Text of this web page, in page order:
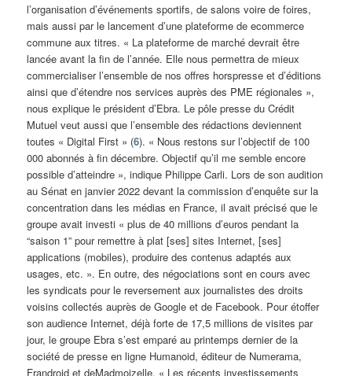
l’organisation d’événements sportifs, de salons voire de foires,
mais aussi par le lancement d’une plateforme de ecommerce
commune aux titres. « La plateforme de marché devrait être
lancée avant la fin de l’année. Elle nous permettra de mieux
commercialiser l’ensemble de nos offres horspresse et d’éditions
ainsi que d’étendre nos services auprès des PME régionales »,
nous explique le président d’Ebra. Le pôle presse du Crédit
Mutuel veut aussi que l’ensemble des rédactions deviennent
toutes « Digital First » (6). « Nous restons sur l’objectif de 100
000 abonnés à fin décembre. Objectif qu’il me semble encore
possible d’atteindre », indique Philippe Carli. Lors de son audition
au Sénat en janvier 2022 devant la commission d’enquête sur la
concentration dans les médias en France, il avait précisé que le
groupe avait investi « plus de 40 millions d’euros pendant la
“saison 1” pour remettre à plat [ses] sites Internet, [ses]
applications (mobiles), produire des contenus adaptés aux
usages, etc. ». En outre, des négociations sont en cours avec
les syndicats pour le reversement aux journalistes des droits
voisins collectés auprès de Google et de Facebook. Pour étoffer
son audience Internet, déjà forte de 17,5 millions de visites par
jour, le groupe Ebra s’est emparé au printemps dernier de la
société de presse en ligne Humanoid, éditeur de Numerama,
Frandroid et deMadmoizelle. « Les récents investissements